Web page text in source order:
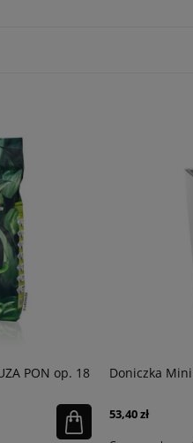
PON op. 18
Doniczka
53,40 zł